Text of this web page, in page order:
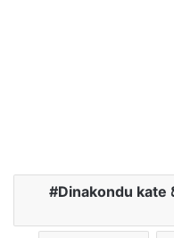
Dinakondu kate